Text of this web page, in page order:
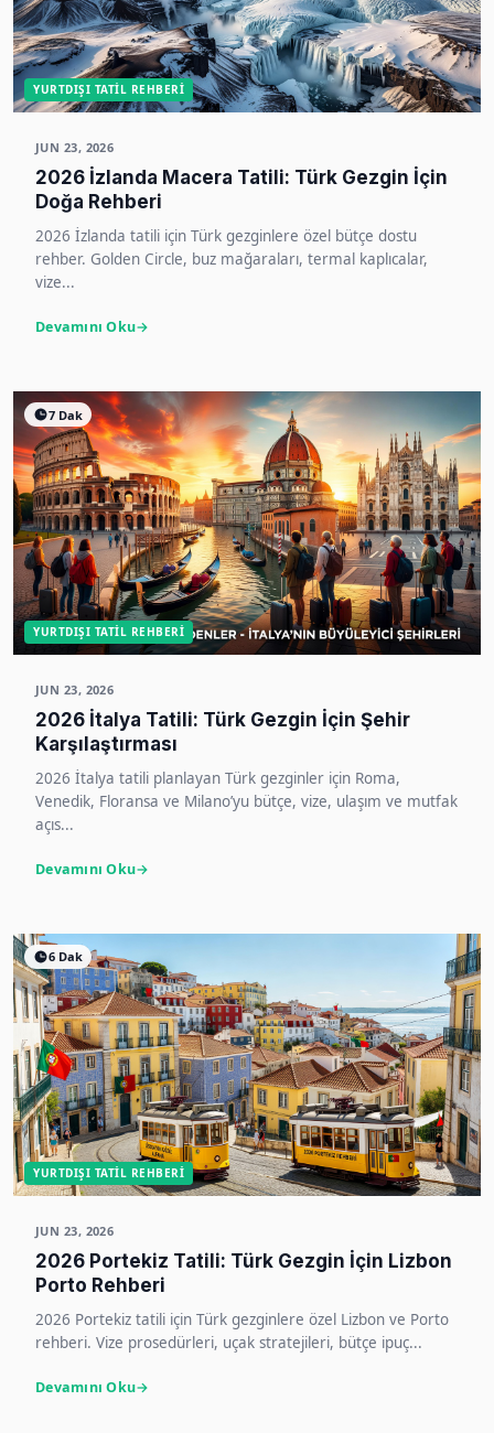
YURTDIŞI TATIL REHBERI
JUN 23, 2026
2026 İzlanda Macera Tatili: Türk Gezgin İçin
Doğa Rehberi
2026 İzlanda tatili için Türk gezginlere özel bütçe dostu
rehber. Golden Circle, buz mağaraları, termal kaplıcalar,
vize...
Devamını Oku
7 Dak
YURTDIŞI TATIL REHBERI
JUN 23, 2026
2026 İtalya Tatili: Türk Gezgin İçin Şehir
Karşılaştırması
2026 İtalya tatili planlayan Türk gezginler için Roma,
Venedik, Floransa ve Milano’yu bütçe, vize, ulaşım ve mutfak
açıs...
Devamını Oku
6 Dak
YURTDIŞI TATIL REHBERI
JUN 23, 2026
2026 Portekiz Tatili: Türk Gezgin İçin Lizbon
Porto Rehberi
2026 Portekiz tatili için Türk gezginlere özel Lizbon ve Porto
rehberi. Vize prosedürleri, uçak stratejileri, bütçe ipuç...
Devamını Oku